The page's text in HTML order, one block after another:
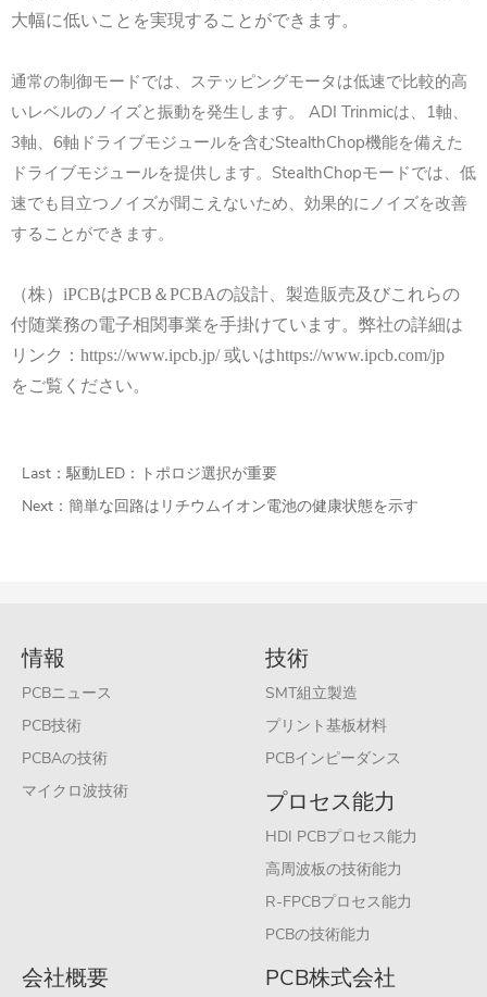
大幅に低いことを実現することができます。
通常の制御モードでは、ステッピングモータは低速で比較的高
いレベルのノイズと振動を発生します。 ADI Trinmicは、1軸、
3軸、6軸ドライブモジュールを含むStealthChop機能を備えた
ドライブモジュールを提供します。StealthChopモードでは、低
速でも目立つノイズが聞こえないため、効果的にノイズを改善
することができます。
（株） iPCBはPCB ＆PCBAの設計、製造販売及びこれらの
付随業務の電子相関事業を手掛けています。弊社の詳細は
リンク： https://www.ipcb.jp/或いはhttps://www.ipcb.com/jp
をご覧ください。
Last：駆動LED：トポロジ選択が重要
Next： 簡単な回路はリチウムイオン電池の健康状態を示す
情報
PCBニュース
PCB技術
PCBAの技術
マイクロ波技術
技術
SMT組立製造
プリント基板材料
PCBインピーダンス
プロセス能力
HDI PCBプロセス能力
高周波板の技術能力
R-FPCBプロセス能力
PCBの技術能力
会社概要 PCB株式会社